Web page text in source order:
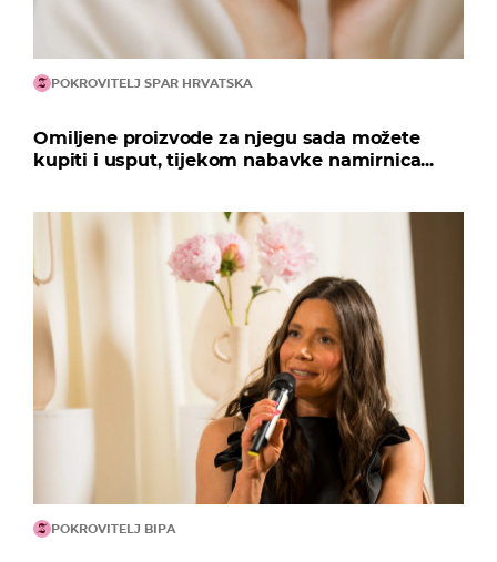
POKROVITELJ SPAR HRVATSKA
Omiljene proizvode za njegu sada možete
kupiti i usput, tijekom nabavke namirnica...
POKROVITELJ BIPA